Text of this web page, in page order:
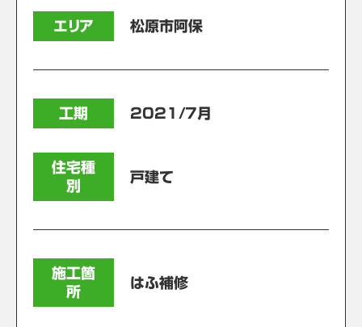
エリア 松原市阿保
工期 2021/7月
住宅種
別
戸建て
施工箇
所
はふ補修